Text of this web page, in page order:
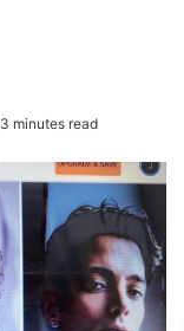
3 minutes read